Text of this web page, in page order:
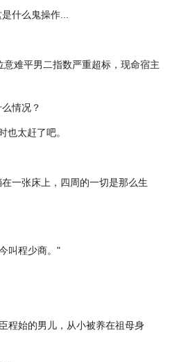
什么鬼操作...
难平男二指数严重超标，现命宿主
情况？
也太赶了吧。
一张床上，四周的一切是那么生
叫程少商。"
程始的男儿，从小被养在祖母身